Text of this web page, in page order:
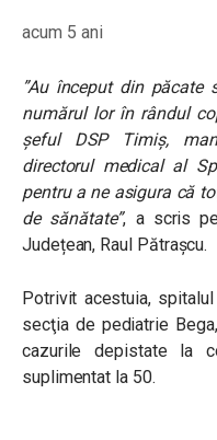
acum 5 ani
”Au început din
numărul lor în rândul
şeful DSP Timiş,
directorul medical al
pentru a ne asigura că
de sănătate”, a scris
Județean, Raul Pătrașcu.
Potrivit acestuia,
secţia de pediatrie
cazurile depistate la
suplimentat la 50.